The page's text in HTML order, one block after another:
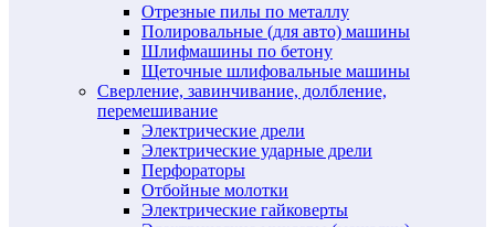
Отрезные пилы по металлу
Полировальные (для авто) машины
Шлифмашины по бетону
Щеточные шлифовальные машины
Сверление, завинчивание, долбление,
перемешивание
Электрические дрели
Электрические ударные дрели
Перфораторы
Отбойные молотки
Электрические гайковерты